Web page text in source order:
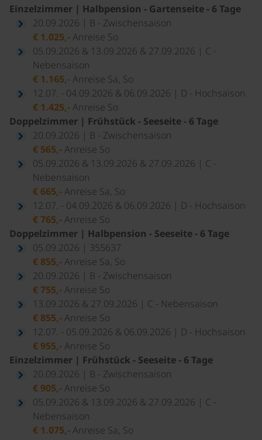
Einzelzimmer | Halbpension - Gartenseite - 6 Tage
20.09.2026 | B - Zwischensaison
€ 1.025,-Anreise So
05.09.2026 & 13.09.2026 & 27.09.2026 | C -
Nebensaison
€ 1.165,-Anreise Sa, So
12.07. - 04.09.2026 & 06.09.2026 | D - Hochsaison
€ 1.425,-Anreise So
Doppelzimmer | Frühstück - Seeseite - 6 Tage
20.09.2026 | B - Zwischensaison
€ 565,-Anreise So
05.09.2026 & 13.09.2026 & 27.09.2026 | C -
Nebensaison
€ 665,-Anreise Sa, So
12.07. - 04.09.2026 & 06.09.2026 | D - Hochsaison
€ 765,-Anreise So
Doppelzimmer | Halbpension - Seeseite - 6 Tage
05.09.2026 | 355637
€ 855,-Anreise Sa, So
20.09.2026 | B - Zwischensaison
€ 755,-Anreise So
13.09.2026 & 27.09.2026 | C - Nebensaison
€ 855,-Anreise So
12.07. - 05.09.2026 & 06.09.2026 | D - Hochsaison
€ 955,-Anreise So
Einzelzimmer | Frühstück - Seeseite - 6 Tage
20.09.2026 | B - Zwischensaison
€ 905,-Anreise So
05.09.2026 & 13.09.2026 & 27.09.2026 | C -
Nebensaison
€ 1.075,-Anreise Sa, So